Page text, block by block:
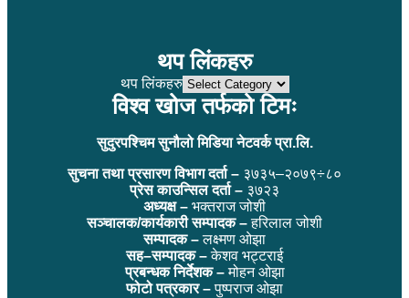
थप लिंकहरु
थप लिंकहरु
विश्व खोज तर्फको टिमः
सुदुरपश्चिम सुनौलो मिडिया नेटवर्क प्रा.लि.
सुचना तथा प्रसारण विभाग दर्ता – ३७३५–२०७९÷८०
प्रेस काउन्सिल दर्ता – ३७२३
अध्यक्ष – भक्तराज जोशी
सञ्चालक/कार्यकारी सम्पादक –हरिलाल जोशी
सम्पादक –लक्ष्मण ओझा
सह–सम्पादक –केशव भट्टराई
प्रबन्धक निर्देशक –मोहन ओझा
फोटो पत्रकार –पुष्पराज ओझा